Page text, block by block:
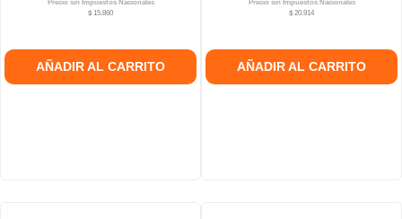
Precio sin Impuestos Nacionales
$ 15.860
AÑADIR AL CARRITO
Precio sin Impuestos Nacionales
$ 20.914
AÑADIR AL CARRITO